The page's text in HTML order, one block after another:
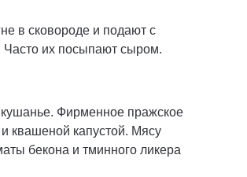
в сковороде и подают с
Часто их посыпают сыром.
Фирменное пражское
квашеной капустой. Мясу
бекона и тминного ликера